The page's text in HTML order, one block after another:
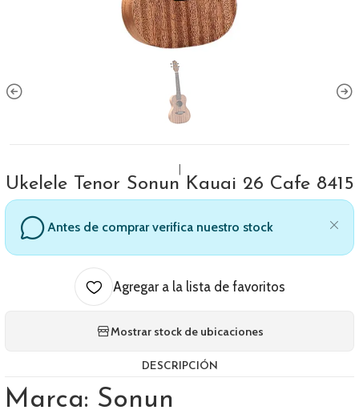
Ukelele Tenor Sonun Kauai 26 Cafe 8415
Antes de comprar verifica nuestro stock
Agregar a la lista de favoritos
Mostrar stock de ubicaciones
DESCRIPCIÓN
Marca: Sonun